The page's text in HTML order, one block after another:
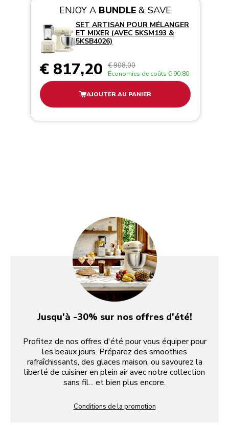
ENJOY A BUNDLE& SAVE
SET ARTISAN POUR MÉLANGER
ET MIXER (AVEC 5KSM193 &
5KSB4026)
€ 817,20 € 908,00
Économies de coûts € 90,80
AJOUTER AU PANIER
Jusqu'à -30% sur nos offres d'été!
Profitez de nos offres d'été pour vous équiper pour
les beaux jours. Préparez des smoothies
rafraîchissants, des glaces maison, ou savourez la
liberté de cuisiner en plein air avec notre collection
sans fil... et bien plus encore.
Conditions de la promotion